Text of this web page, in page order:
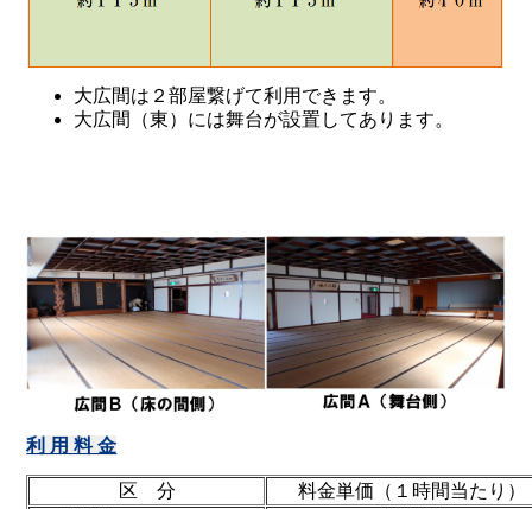
大広間は２部屋繋げて利用できます。
大広間（東）には舞台が設置してあります。
利 用 料 金
区 分
料金単価（１時間当たり）